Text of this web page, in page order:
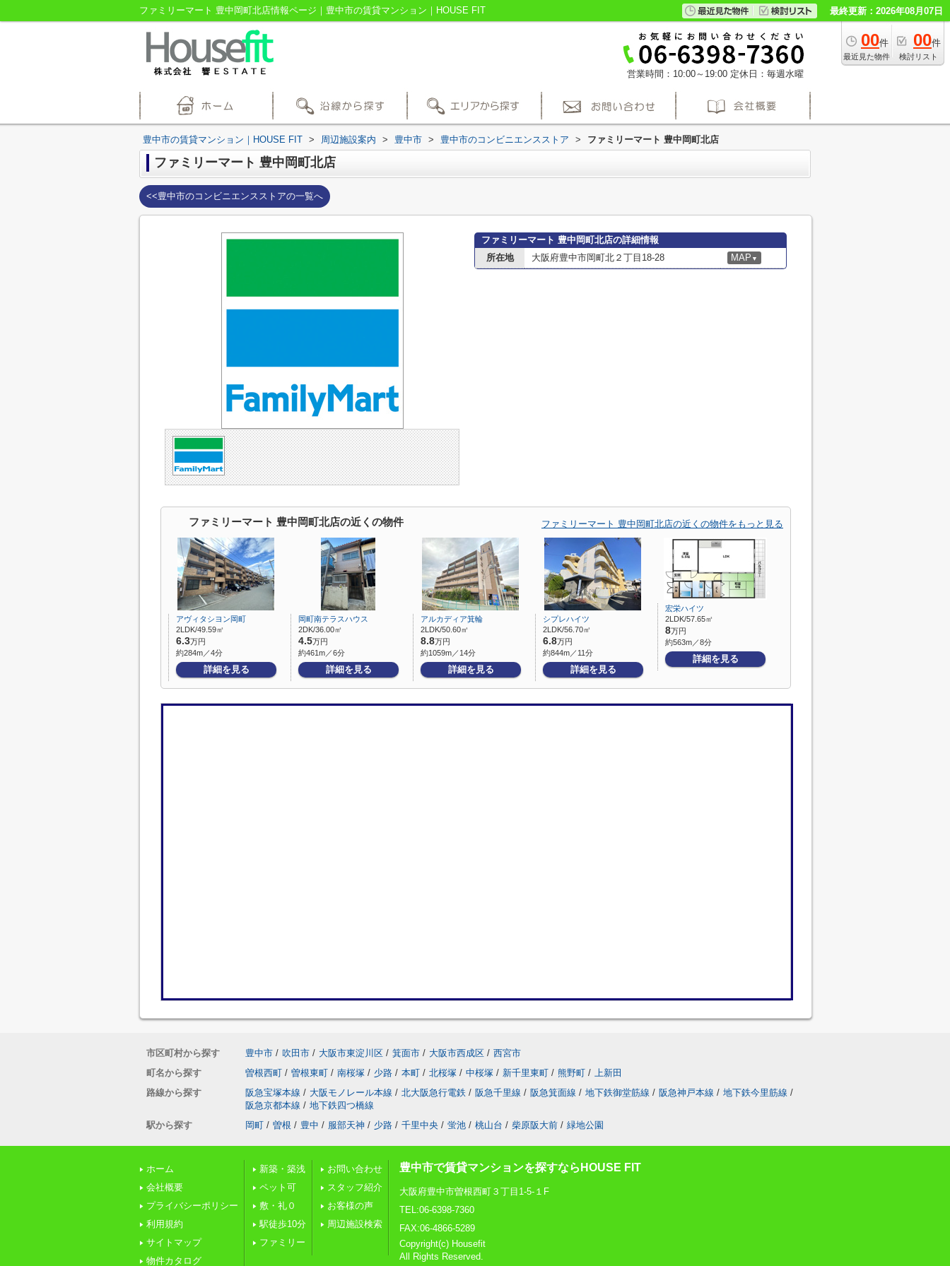
ファミリーマート 豊中岡町北店情報ページ｜豊中市の賃貸マンション｜HOUSE FIT 最終更新：2026年08月07日
00件
最近見た物件
00件
検討リスト
営業時間：10:00～19:00 定休日：毎週水曜
豊中市の賃貸マンション｜HOUSE FIT > 周辺施設案内 > 豊中市 > 豊中市のコンビニエンスストア > ファミリーマート 豊中岡町北店
ファミリーマート 豊中岡町北店
<<豊中市のコンビニエンスストアの一覧へ
ファミリーマート 豊中岡町北店の詳細情報
所在地
大阪府豊中市岡町北２丁目18-28 MAP ▼
ファミリーマート 豊中岡町北店の近くの物件 ファミリーマート 豊中岡町北店の近くの物件をもっと見る
アヴィタシヨン岡町
2LDK/49.59㎡
6.3万円
約284m／4分
詳細を見る
岡町南テラスハウス
2DK/36.00㎡
4.5万円
約461m／6分
詳細を見る
アルカディア箕輪
2LDK/50.60㎡
8.8万円
約1059m／14分
詳細を見る
シプレハイツ
2LDK/56.70㎡
6.8万円
約844m／11分
詳細を見る
宏栄ハイツ
2LDK/57.65㎡
8万円
約563m／8分
詳細を見る
市区町村から探す 豊中市 / 吹田市 / 大阪市東淀川区 / 箕面市 / 大阪市西成区 / 西宮市
町名から探す
曽根西町 / 曽根東町 / 南桜塚 / 少路 / 本町 / 北桜塚 / 中桜塚 / 新千里東町 / 熊野町 / 上新田
路線から探す
阪急宝塚本線 / 大阪モノレール本線 / 北大阪急行電鉄 / 阪急千里線 / 阪急箕面線 / 地下鉄御堂筋線 / 阪急神戸本線 / 地下鉄今里筋線 /
阪急京都本線 / 地下鉄四つ橋線
駅から探す
岡町 / 曽根 / 豊中 / 服部天神 / 少路 / 千里中央 / 蛍池 / 桃山台 / 柴原阪大前 / 緑地公園
ホーム
会社概要
プライバシーポリシー
利用規約
サイトマップ
物件カタログ
新築・築浅
ペット可
敷・礼０
駅徒歩10分
ファミリー
お問い合わせ
スタッフ紹介
お客様の声
周辺施設検索
豊中市で賃貸マンションを探すならHOUSE FIT
大阪府豊中市曽根西町３丁目1-5-１F
TEL:06-6398-7360
FAX:06-4866-5289
Copyright(c) Housefit
All Rights Reserved.